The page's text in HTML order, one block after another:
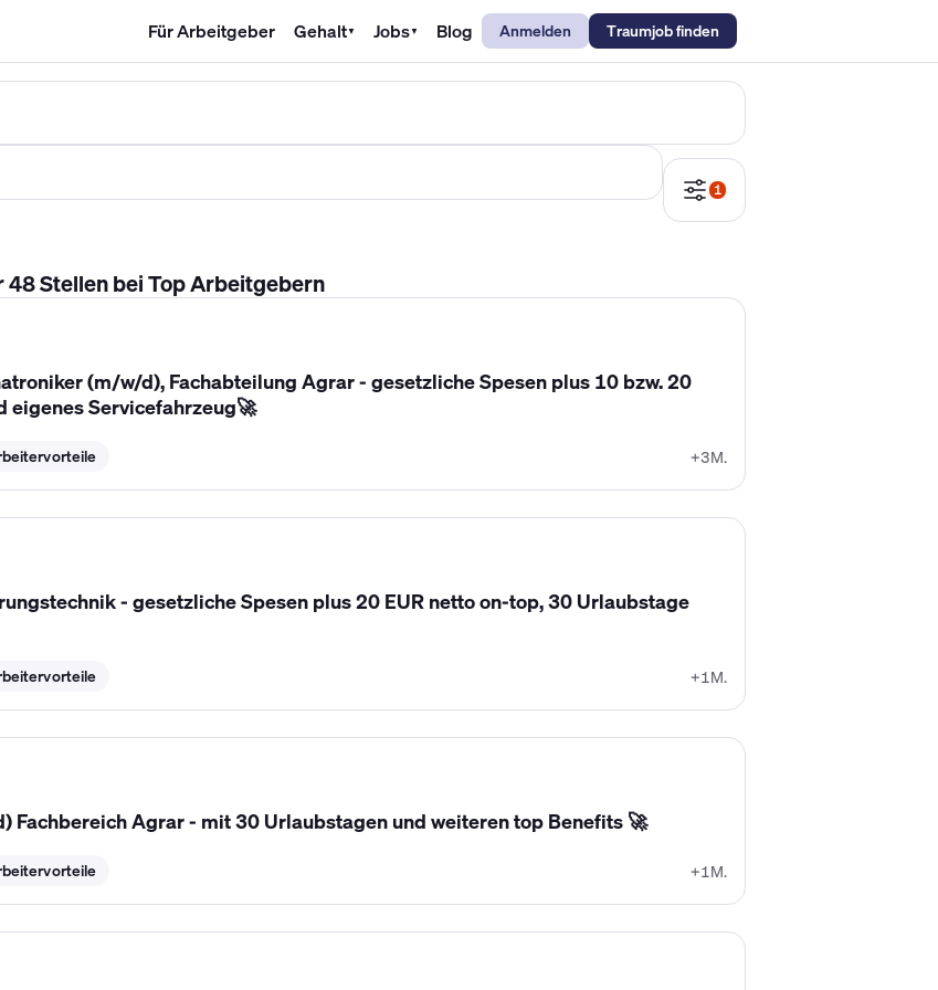
Für Arbeitgeber Gehalt▼ Jobs▼ Blog Anmelden Traumjob finden
1
Stellen bei Top Arbeitgebern
(m/w/d), Fachabteilung Agrar - gesetzliche Spesen plus 10 bzw. 20
eigenes Servicefahrzeug🚀
+3M.
- gesetzliche Spesen plus 20 EUR netto on-top, 30 Urlaubstage
+1M.
Fachbereich Agrar - mit 30 Urlaubstagen und weiteren top Benefits 🚀
+1M.